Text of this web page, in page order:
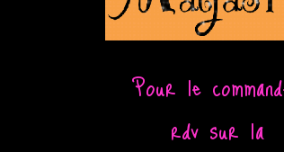
Pour le
rdv sur la